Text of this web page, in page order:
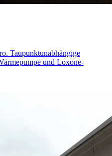
Taupunktunabhängige
und Loxone-